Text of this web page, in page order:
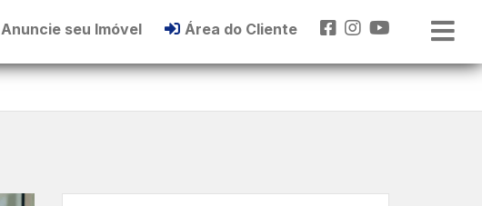
Anuncie seu Imóvel Área do Cliente